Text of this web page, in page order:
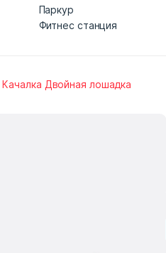
Паркур
Фитнес станция
Качалка Двойная лошадка